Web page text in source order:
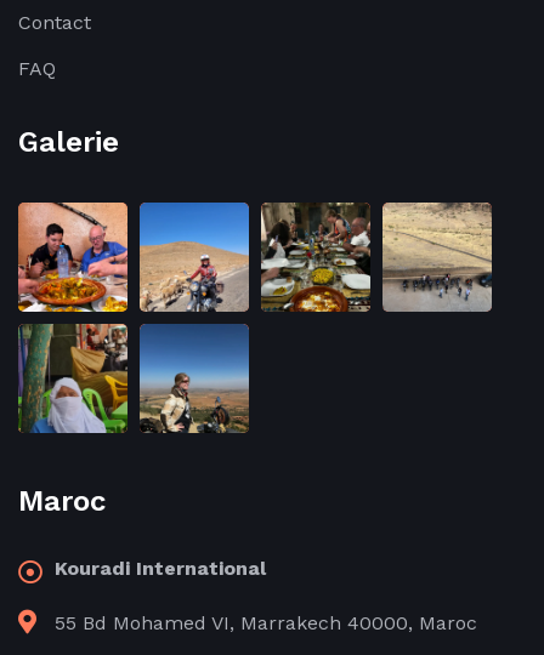
Contact
FAQ
Galerie
Maroc
Kouradi International
55 Bd Mohamed VI, Marrakech 40000, Maroc